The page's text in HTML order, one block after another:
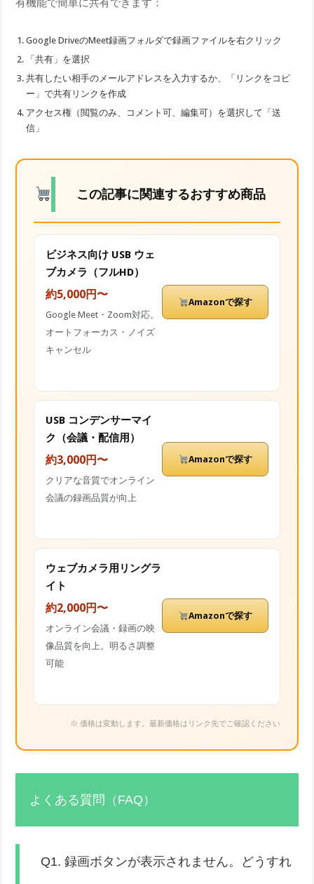
有機能で簡単に共有できます：
Google DriveのMeet録画フォルダで録画ファイルを右クリック
「共有」を選択
共有したい相手のメールアドレスを入力するか、「リンクをコピ
ー」で共有リンクを作成
アクセス権（閲覧のみ、コメント可、編集可）を選択して「送
信」
この記事に関連するおすすめ商品
ビジネス向け USB ウェ
ブカメラ（フルHD）
約5,000円〜
Google Meet・Zoom対応。
オートフォーカス・ノイズ
キャンセル
Amazonで探す
USB コンデンサーマイ
ク（会議・配信用）
約3,000円〜
クリアな音質でオンライン
会議の録画品質が向上
Amazonで探す
ウェブカメラ用リングラ
イト
約2,000円〜
オンライン会議・録画の映
像品質を向上。明るさ調整
可能
Amazonで探す
※ 価格は変動します。最新価格はリンク先でご確認ください
よくある質問（FAQ）
Q1. 録画ボタンが表示されません。どうすれ